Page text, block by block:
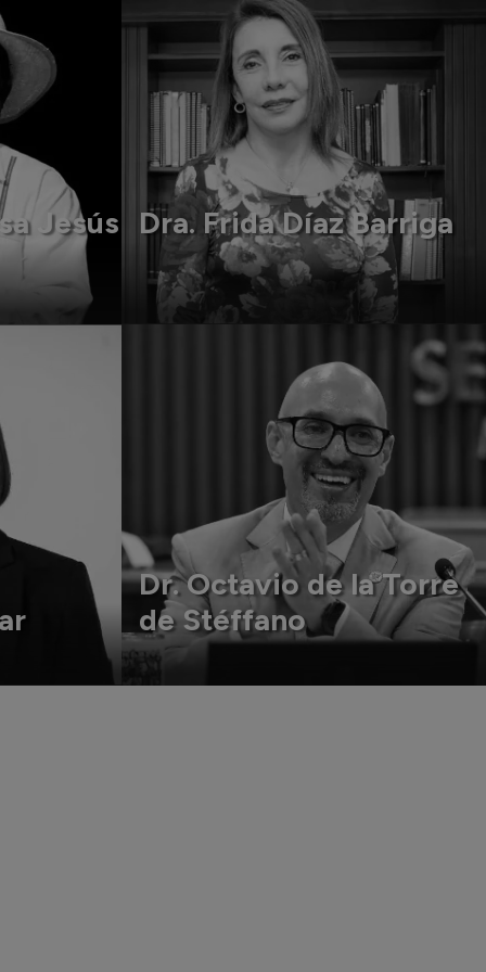
Jesús Dra. Frida Díaz Barriga
Dr. Octavio de la Torre
de Stéffano